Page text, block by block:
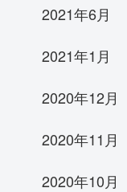
2021年6月
2021年1月
2020年12月
2020年11月
2020年10月